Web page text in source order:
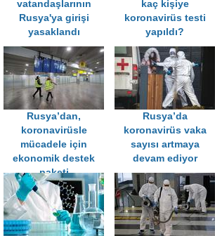
vatandaşlarının
Rusya'ya girişi
yasaklandı
kaç kişiye
koronavirüs testi
yapıldı?
Rusya’dan,
koronavirüsle
mücadele için
ekonomik destek
paketi
Rusya’da
koronavirüs vaka
sayısı artmaya
devam ediyor